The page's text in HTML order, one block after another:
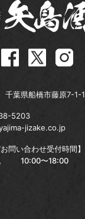
葉県船橋市藤原7-1-1
5203
jizake.co.jp
問い合わせ受付時間】
10:00〜18:00